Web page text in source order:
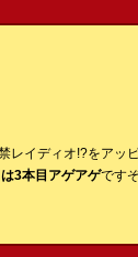
レイディオ!?をアッ
3本目アゲアゲです